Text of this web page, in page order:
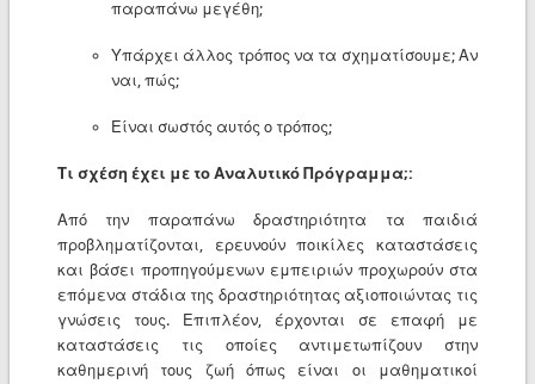
παραπάνω μεγέθη;
Υπάρχει άλλος τρόπος να τα σχηματίσουμε; Αν
ναι, πώς;
Είναι σωστός αυτός ο τρόπος;
Τι σχέση έχει με το Αναλυτικό Πρόγραμμα;:
Από την παραπάνω δραστηριότητα τα παιδιά
προβληματίζονται, ερευνούν ποικίλες καταστάσεις
και βάσει προπηγούμενων εμπειριών προχωρούν στα
επόμενα στάδια της δραστηριότητας αξιοποιώντας τις
γνώσεις τους. Επιπλέον, έρχονται σε επαφή με
καταστάσεις τις οποίες αντιμετωπίζουν στην
καθημερινή τους ζωή όπως είναι οι μαθηματικοί